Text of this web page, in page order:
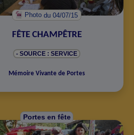
Photodu 04/07/15
FÊTE CHAMPÊTRE
- SOURCE : SERVICE
Mémoire Vivante de Portes
Portes en fête